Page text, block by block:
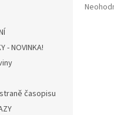
- NOVINKA!
časopisu